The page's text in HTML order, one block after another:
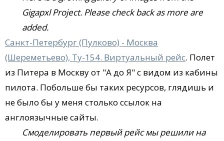
Gigapxl Project. Please check back as more are
added.
Санкт-Петербург (Пулково) - Москва
(Шереметьево), Ту-154. Виртуальный рейс. Полет
из Питера в Москву от "А до Я" с видом из кабины
пилота. Побольше бы таких ресурсов, глядишь и
не было бы у меня столько ссылок на
англоязычные сайты.
Смоделировать первый рейс мы решили на